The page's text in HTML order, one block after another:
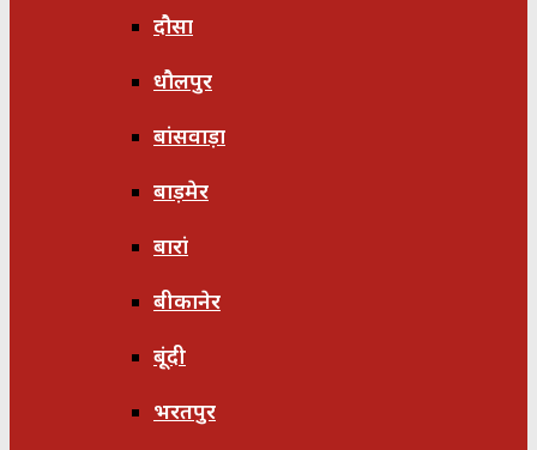
दौसा
धौलपुर
बांसवाड़ा
बाड़मेर
बारां
बीकानेर
बूंदी
भरतपुर